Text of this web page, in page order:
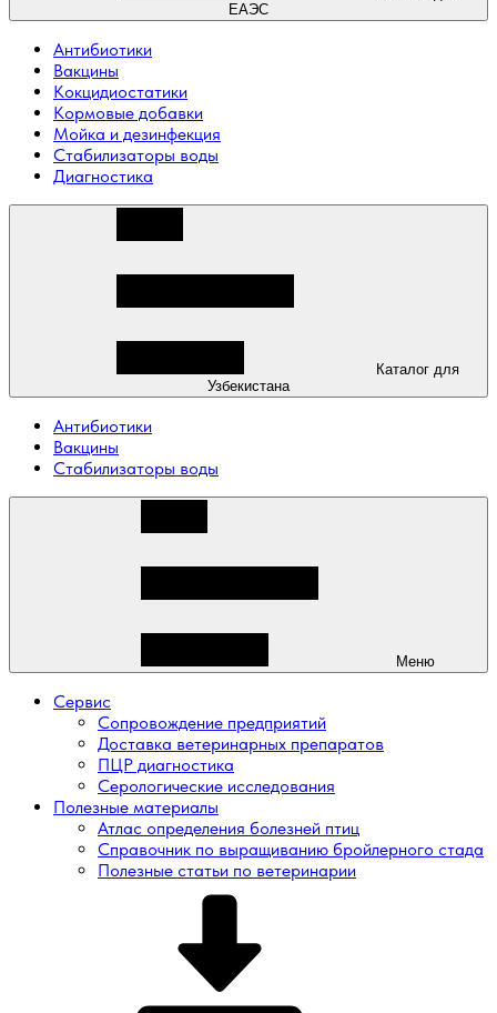
ЕАЭС
Антибиотики
Вакцины
Кокцидиостатики
Кормовые добавки
Мойка и дезинфекция
Стабилизаторы воды
Диагностика
Узбекистана
Антибиотики
Вакцины
Стабилизаторы воды
Меню
Сервис
Сопровождение предприятий
Доставка ветеринарных препаратов
ПЦР диагностика
Серологические исследования
Полезные материалы
Атлас определения болезней птиц
Справочник по выращиванию бройлерного стада
Полезные статьи по ветеринарии